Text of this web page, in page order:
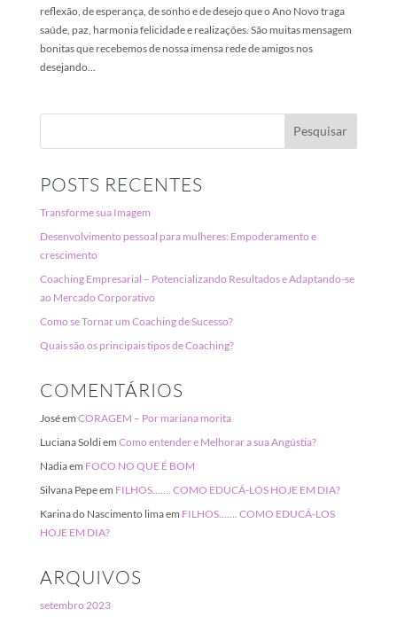
reflexão, de esperança, de sonho e de desejo que o Ano Novo traga
saúde, paz, harmonia felicidade e realizações. São muitas mensagem
bonitas que recebemos de nossa imensa rede de amigos nos
desejando...
POSTS RECENTES
Transforme sua Imagem
Desenvolvimento pessoal para mulheres: Empoderamento e
crescimento
Coaching Empresarial – Potencializando Resultados e Adaptando-se
ao Mercado Corporativo
Como se Tornar um Coaching de Sucesso?
Quais são os principais tipos de Coaching?
COMENTÁRIOS
Joséem CORAGEM – Por mariana morita
Luciana Soldiem Como entender e Melhorar a sua Angústia?
Nadiaem FOCO NO QUE É BOM
Silvana Pepeem FILHOS……. COMO EDUCÁ-LOS HOJE EM DIA?
Karina do Nascimento limaem FILHOS……. COMO EDUCÁ-LOS
HOJE EM DIA?
ARQUIVOS
setembro 2023